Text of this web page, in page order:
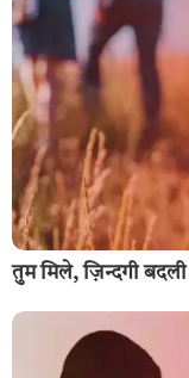
तुम मिले, ज़िन्दगी